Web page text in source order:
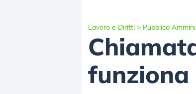
Lavoro e Diritti > Pubblica